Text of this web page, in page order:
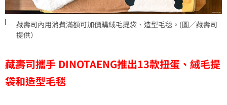
藏壽司內用消費滿額可加價購絨毛提袋、造型毛毯。(圖／藏壽司
提供）
藏壽司攜手 DINOTAENG推出13款扭蛋、絨毛提
袋和造型毛毯